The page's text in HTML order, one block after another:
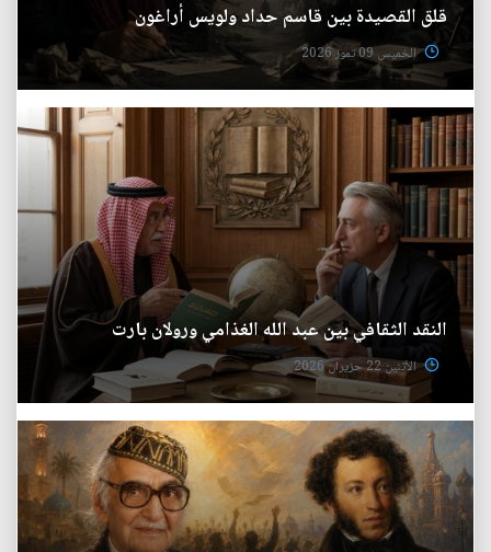
قلق القصيدة بين قاسم حداد ولويس أراغون
الخميس 09 تموز 2026
النقد الثقافي بين عبد الله الغذامي ورولان بارت
الأثنين 22 حزيران 2026